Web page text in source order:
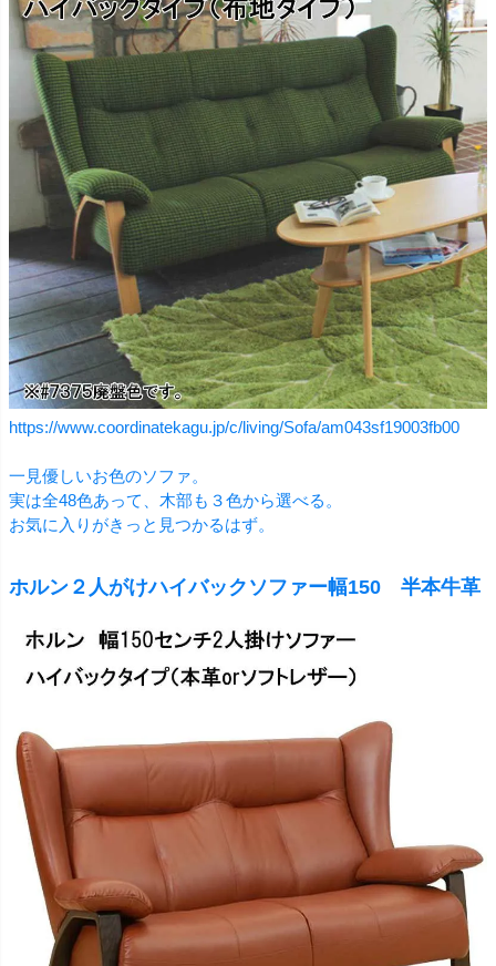
https://www.coordinatekagu.jp/c/living/Sofa/am043sf19003fb00
一見優しいお色のソファ。
実は全48色あって、木部も３色から選べる。
お気に入りがきっと見つかるはず。
ホルン２人がけハイバックソファー幅150 半本牛革